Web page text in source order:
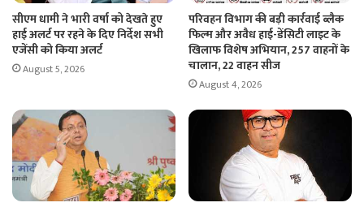
सीएम धामी ने भारी वर्षा को देखते हुए
हाई अलर्ट पर रहने के दिए निर्देश सभी
एजेंसी को किया अलर्ट
August 5, 2026
परिवहन विभाग की बड़ी कार्रवाई ब्लैक
फिल्म और अवैध हाई-डेंसिटी लाइट के
खिलाफ विशेष अभियान, 257 वाहनों के
चालान, 22 वाहन सीज
August 4, 2026